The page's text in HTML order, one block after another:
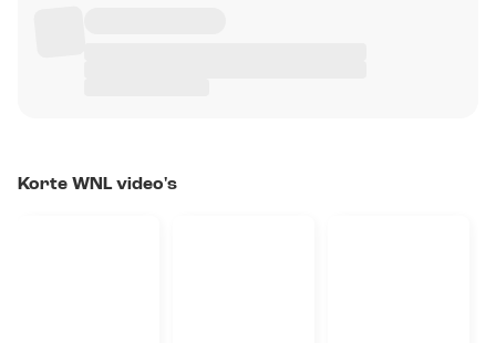
Korte WNL video's